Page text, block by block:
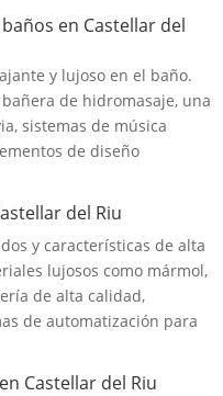
en Castellar del
y lujoso en el baño.
de hidromasaje, una
sistemas de música
de diseño
del Riu
y características de alta
lujosos como mármol,
de alta calidad,
de automatización para
Castellar del Riu